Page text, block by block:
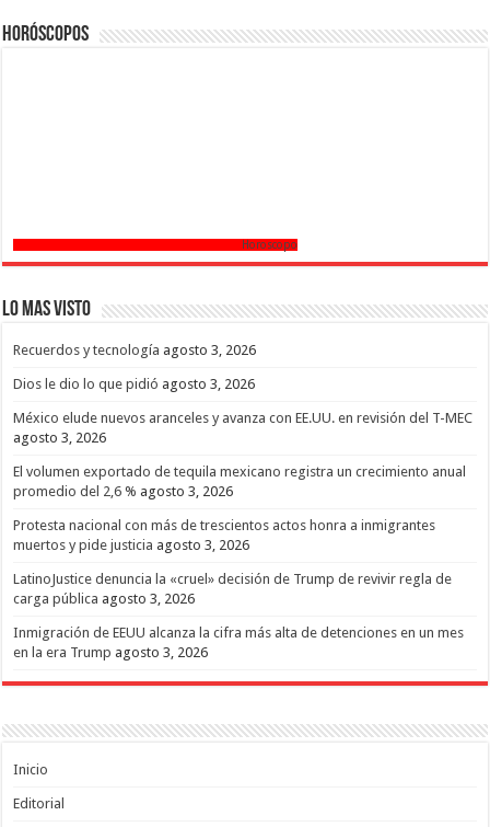
Horóscopos
Horoscopo
Lo mas Visto
Recuerdos y tecnología agosto 3, 2026
Dios le dio lo que pidió agosto 3, 2026
México elude nuevos aranceles y avanza con EE.UU. en revisión del T-MEC
agosto 3, 2026
El volumen exportado de tequila mexicano registra un crecimiento anual
promedio del 2,6 % agosto 3, 2026
Protesta nacional con más de trescientos actos honra a inmigrantes
muertos y pide justicia agosto 3, 2026
LatinoJustice denuncia la «cruel» decisión de Trump de revivir regla de
carga pública agosto 3, 2026
Inmigración de EEUU alcanza la cifra más alta de detenciones en un mes
en la era Trump agosto 3, 2026
Inicio
Editorial